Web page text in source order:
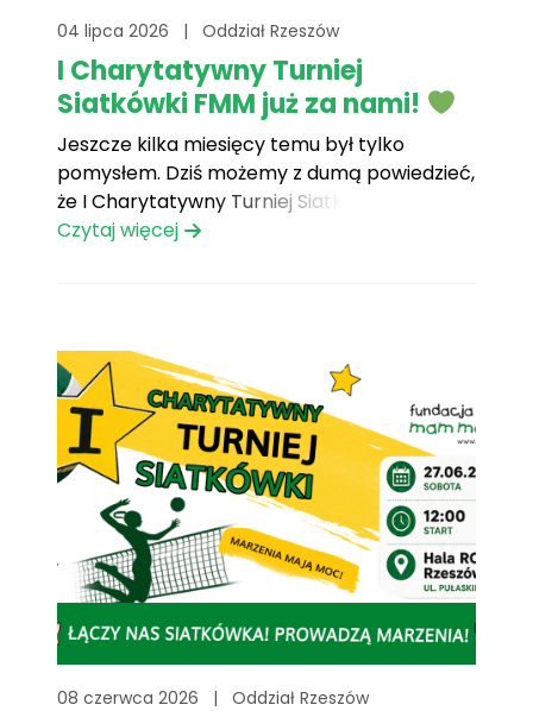
04 lipca 2026 | Oddział Rzeszów
I Charytatywny Turniej
Siatkówki FMM już za nami!
Jeszcze kilka miesięcy temu był tylko
pomysłem. Dziś możemy z dumą powiedzieć,
że I Charytatywny Turniej Siatkówki Fundacji
Mam Marzenie przeszedł do historii! Za nami
udało się stworzyć wydarzenie, które
pokazało, że[...]
Czytaj więcej
08 czerwca 2026 | Oddział Rzeszów